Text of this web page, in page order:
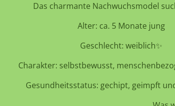
Das charmante Nachwuchsmodel
Alter: ca. 5 Monate jung
Geschlecht: weiblich✨
Charakter: selbstbewusst,
Gesundheitsstatus: gechipt, geimpft